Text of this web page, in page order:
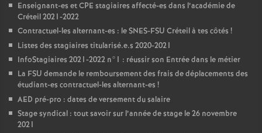
Enseignant-es etCPE stagiaires affecté-es dans l’académie de
Créteil 2021-2022
Contractuel-les alternant-es : leSNES-FSU Créteil à tes côtés !
Listes des stagiaires titularisé.e.s 2020-2021
InfoStagiaires 2021-2022 n°1 : réussir son Entrée dans le métier
La FSU demande le remboursement des frais de déplacements des
étudiant-es contractuel-les alternant-es !
AED pré-pro : dates de versement du salaire
Stage syndical : tout savoir sur l’année de stage le 26 novembre
2021